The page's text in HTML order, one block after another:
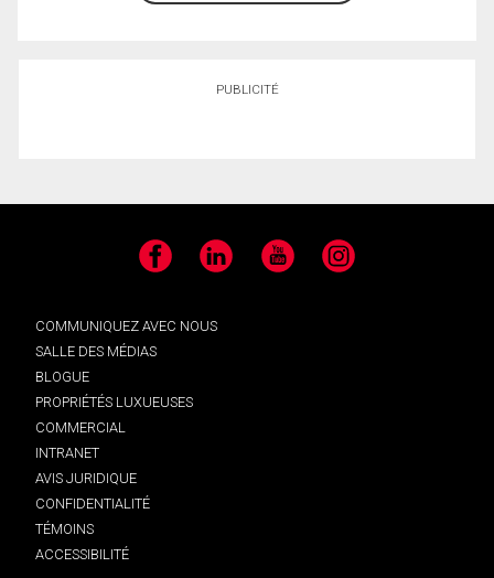
PUBLICITÉ
Facebook LinkedIn YouTube Instagram
COMMUNIQUEZ AVEC NOUS
SALLE DES MÉDIAS
BLOGUE
PROPRIÉTÉS LUXUEUSES
COMMERCIAL
INTRANET
AVIS JURIDIQUE
CONFIDENTIALITÉ
TÉMOINS
ACCESSIBILITÉ